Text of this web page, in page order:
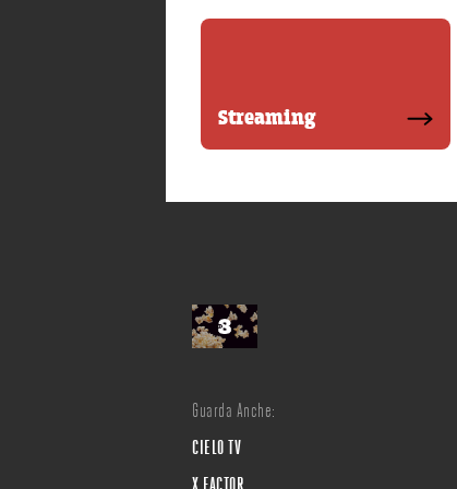
Streaming
Guarda Anche:
CIELO TV
X FACTOR